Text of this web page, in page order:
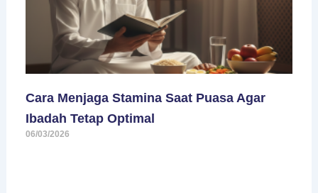
Cara Menjaga Stamina Saat Puasa Agar
Ibadah Tetap Optimal
06/03/2026